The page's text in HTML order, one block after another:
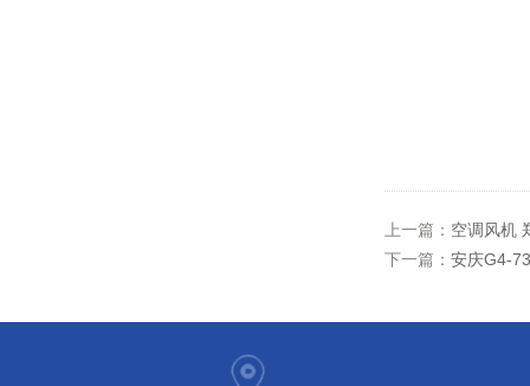
上一篇： 空调风机
下一篇： 安庆G4-